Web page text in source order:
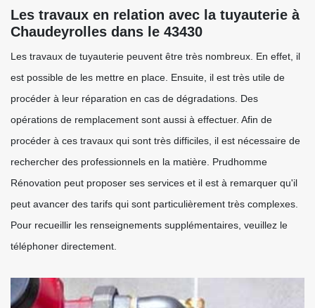
Les travaux en relation avec la tuyauterie à
Chaudeyrolles dans le 43430
Les travaux de tuyauterie peuvent être très nombreux. En effet, il
est possible de les mettre en place. Ensuite, il est très utile de
procéder à leur réparation en cas de dégradations. Des
opérations de remplacement sont aussi à effectuer. Afin de
procéder à ces travaux qui sont très difficiles, il est nécessaire de
rechercher des professionnels en la matière. Prudhomme
Rénovation peut proposer ses services et il est à remarquer qu'il
peut avancer des tarifs qui sont particulièrement très complexes.
Pour recueillir les renseignements supplémentaires, veuillez le
téléphoner directement.